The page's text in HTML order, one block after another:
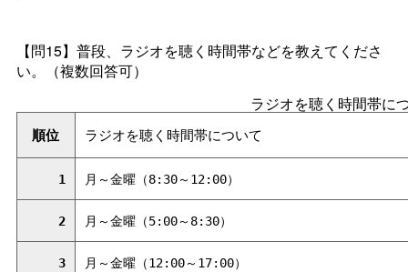
【問15】普段、ラジオを聴く時間帯などを教えてくださ
い。（複数回答可）
ラジオを聴く時間帯に
順位 ラジオを聴く時間帯について
1 月～金曜（8:30～12:00）
2 月～金曜（5:00～8:30）
3 月～金曜（12:00～17:00）